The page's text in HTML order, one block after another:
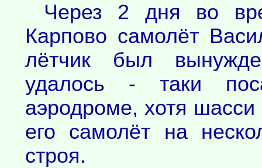
Через 2 дня во
Карпово самолёт
лётчик был
удалось - таки
аэродроме, хотя шасси
его самолёт на
строя.